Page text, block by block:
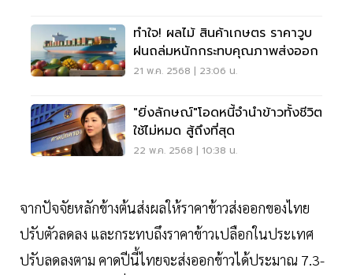
ทำใจ! ผลไม้ สินค้าเกษตร ราคาวูบ
ฝนถล่มหนักกระทบคุณภาพส่งออก
21 พ.ค. 2568 | 23:06 น.
"ยิ่งลักษณ์"โอดหนี้จำนำข้าวทั้งชีวิต
ใช้ไม่หมด สู้ถึงที่สุด
22 พ.ค. 2568 | 10:38 น.
จากปัจจัยหลักข้างต้นส่งผลให้ราคาข้าวส่งออกของไทย
ปรับตัวลดลง และกระทบถึงราคาข้าวเปลือกในประเทศ
ปรับลดลงตาม คาดปีนี้ไทยจะส่งออกข้าวได้ประมาณ 7.3-